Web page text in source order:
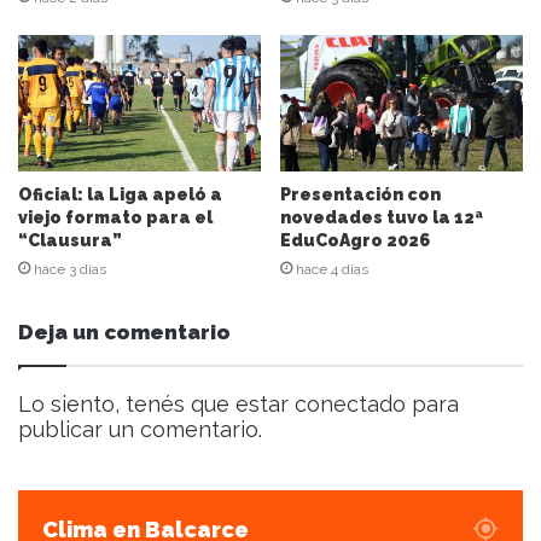
c
o
r
r
e
o
e
l
e
c
ó
n
i
c
Oficial: la Liga apeló a
viejo formato para el
“Clausura”
hace 3 días
Presentación con
novedades tuvo la 12ª
EduCoAgro 2026
hace 4 días
Deja un comentario
Lo siento, tenés que estar conectado para
publicar un comentario.
Clima en Balcarce